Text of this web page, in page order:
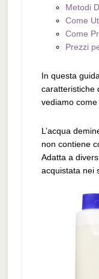
Metodi
Come
Come
Prezzi
In questa
caratteristiche
vediamo come
L’acqua
non contiene
Adatta a
acquistata nei